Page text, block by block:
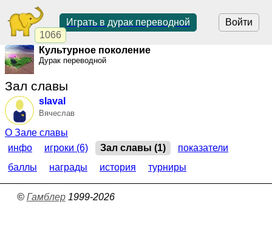
1066
Войти
Играть в дурак переводной
Культурное поколение
Дурак переводной
Зал славы
slaval
Вячеслав
О Зале славы
инфо
игроки (6) Зал славы (1)
показатели
баллы
награды история турниры
© Гамблер1999-2026